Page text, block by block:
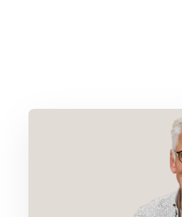
Lees meer over Column Jan